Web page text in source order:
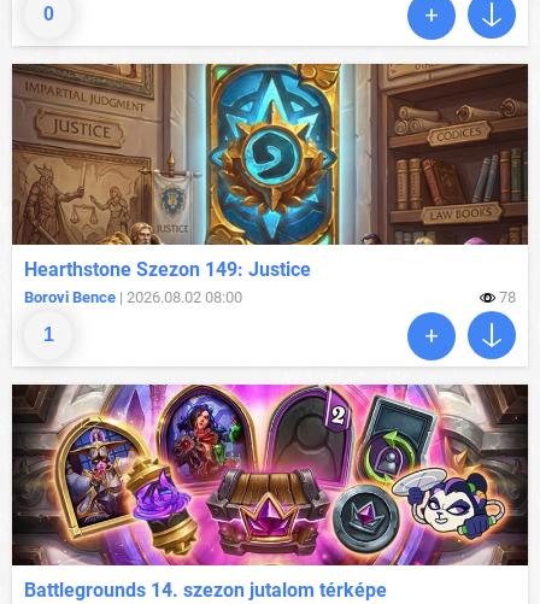
0
1
Hearthstone Szezon 149: Justice
Borovi Bence | 2026.08.02 08:00 78
Battlegrounds 14. szezon jutalom térképe